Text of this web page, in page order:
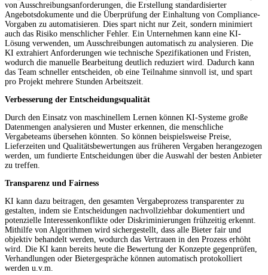
von Ausschreibungsanforderungen, die Erstellung standardisierter
Angebotsdokumente und die Überprüfung der Einhaltung von Compliance-
Vorgaben zu automatisieren. Dies spart nicht nur Zeit, sondern minimiert
auch das Risiko menschlicher Fehler. Ein Unternehmen kann eine KI-
Lösung verwenden, um Ausschreibungen automatisch zu analysieren. Die
KI extrahiert Anforderungen wie technische Spezifikationen und Fristen,
wodurch die manuelle Bearbeitung deutlich reduziert wird. Dadurch kann
das Team schneller entscheiden, ob eine Teilnahme sinnvoll ist, und spart
pro Projekt mehrere Stunden Arbeitszeit.
Verbesserung der Entscheidungsqualität
Durch den Einsatz von maschinellem Lernen können KI-Systeme große
Datenmengen analysieren und Muster erkennen, die menschliche
Vergabeteams übersehen könnten. So können beispielsweise Preise,
Lieferzeiten und Qualitätsbewertungen aus früheren Vergaben herangezogen
werden, um fundierte Entscheidungen über die Auswahl der besten Anbieter
zu treffen.
Transparenz und Fairness
KI kann dazu beitragen, den gesamten Vergabeprozess transparenter zu
gestalten, indem sie Entscheidungen nachvollziehbar dokumentiert und
potenzielle Interessenkonflikte oder Diskriminierungen frühzeitig erkennt.
Mithilfe von Algorithmen wird sichergestellt, dass alle Bieter fair und
objektiv behandelt werden, wodurch das Vertrauen in den Prozess erhöht
wird. Die KI kann bereits heute die Bewertung der Konzepte gegenprüfen,
Verhandlungen oder Bietergespräche können automatisch protokolliert
werden u.v.m.